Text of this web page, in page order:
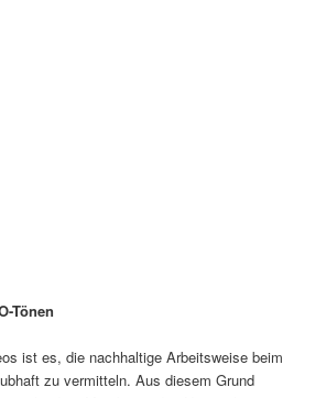
Tönen
ist es, die nachhaltige Arbeitsweise beim
zu vermitteln. Aus diesem Grund